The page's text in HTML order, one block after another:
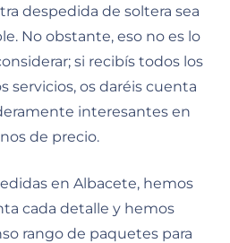
despedida de soltera sea
No obstante, eso no es lo
si recibís todos los
servicios, os daréis cuenta
interesantes en
de precio.
en Albacete, hemos
cada detalle y hemos
rango de paquetes para